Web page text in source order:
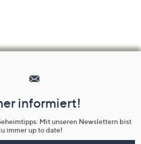
informiert!
Mit unseren Newslettern bist
immer up to date!